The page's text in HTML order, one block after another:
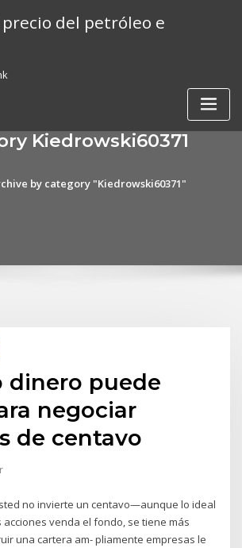
del petróleo e
Kiedrowski60371
by category "Kiedrowski60371"
dinero puede
negociar
de centavo
no invierte un centavo—aunque lo ideal
acciones venda el fondo, se tiene más
una cartera am- pliamente empresas le